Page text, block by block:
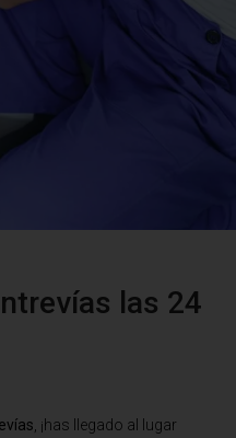
las 24
, ¡has llegado al lugar